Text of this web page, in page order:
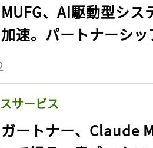
MUFG、AI駆動型シ
速。パートナーシ
サービス
ガートナー、Claude